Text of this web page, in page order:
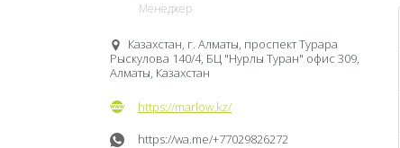
Менеджер
Казахстан, г. Алматы, проспект Турара
Рыскулова 140/4, БЦ "Нурлы Туран" офис 309,
Алматы, Казахстан
https://marlow.kz/
https://wa.me/+77029826272